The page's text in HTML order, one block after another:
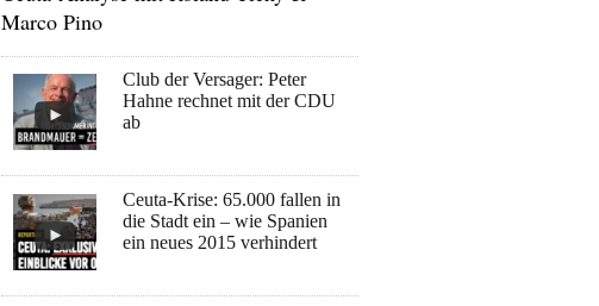
Marco Pino
Club der Versager: Peter
Hahne rechnet mit der CDU
ab
Ceuta-Krise: 65.000 fallen in
die Stadt ein – wie Spanien
ein neues 2015 verhindert